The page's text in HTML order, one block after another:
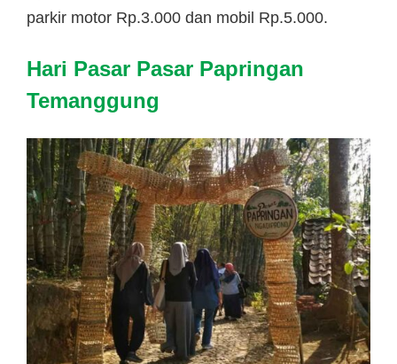
parkir motor Rp.3.000 dan mobil Rp.5.000.
Hari Pasar Pasar Papringan
Temanggung